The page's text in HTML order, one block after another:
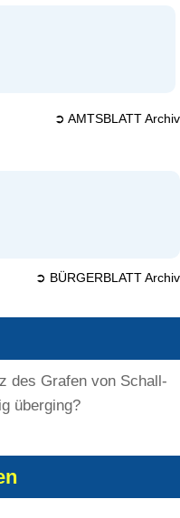
➲ AMTSBLATT Archiv
➲ BÜRGERBLATT Archiv
des Grafen von Schall-
überging?